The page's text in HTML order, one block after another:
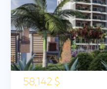
$